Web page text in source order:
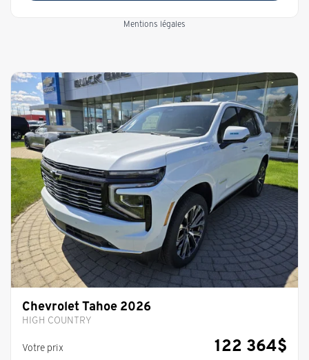
Mentions légales
Chevrolet Tahoe 2026
HIGH COUNTRY
Votre prix 122 364$